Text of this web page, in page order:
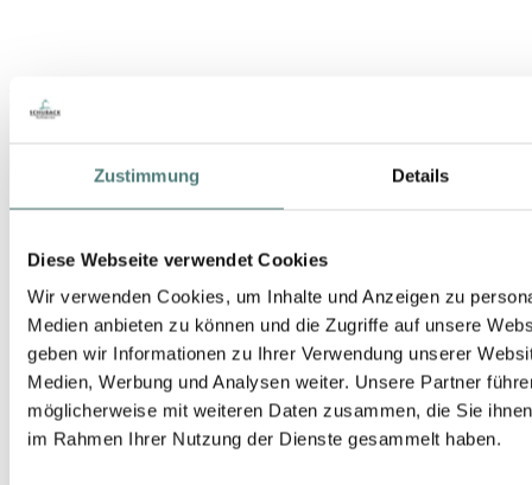
Zustimmung Details
Diese Webseite verwendet Cookies
Wir verwenden Cookies, um Inhalte und Anzeigen zu
Medien anbieten zu können und die Zugriffe auf unsere
geben wir Informationen zu Ihrer Verwendung unserer
Medien, Werbung und Analysen weiter. Unsere Partner
möglicherweise mit weiteren Daten zusammen, die Sie
im Rahmen Ihrer Nutzung der Dienste gesammelt haben.
Bequem zahlen
Schneller Versand